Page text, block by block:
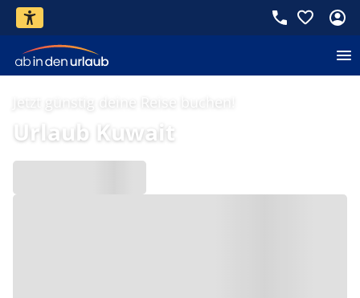
Jetzt günstig deine Reise buchen!
Urlaub Kuwait